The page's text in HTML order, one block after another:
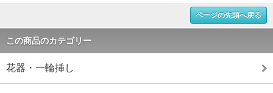
ページの先頭へ戻る
この商品のカテゴリー
花器・一輪挿し